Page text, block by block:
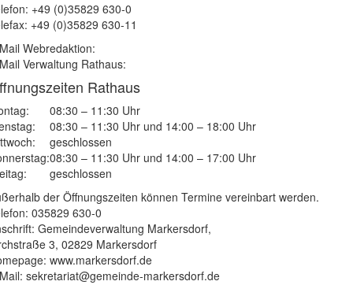
+49 (0)35829 630-0
+49 (0)35829 630-11
Webredaktion:
Verwaltung Rathaus:
Rathaus
08:30 – 11:30 Uhr
08:30 – 11:30 Uhr und 14:00 – 18:00 Uhr
geschlossen
08:30 – 11:30 Uhr und 14:00 – 17:00 Uhr
geschlossen
der Öffnungszeiten können Termine vereinbart werden.
035829 630-0
Gemeindeverwaltung Markersdorf,
3, 02829 Markersdorf
www.markersdorf.de
sekretariat@gemeinde-markersdorf.de